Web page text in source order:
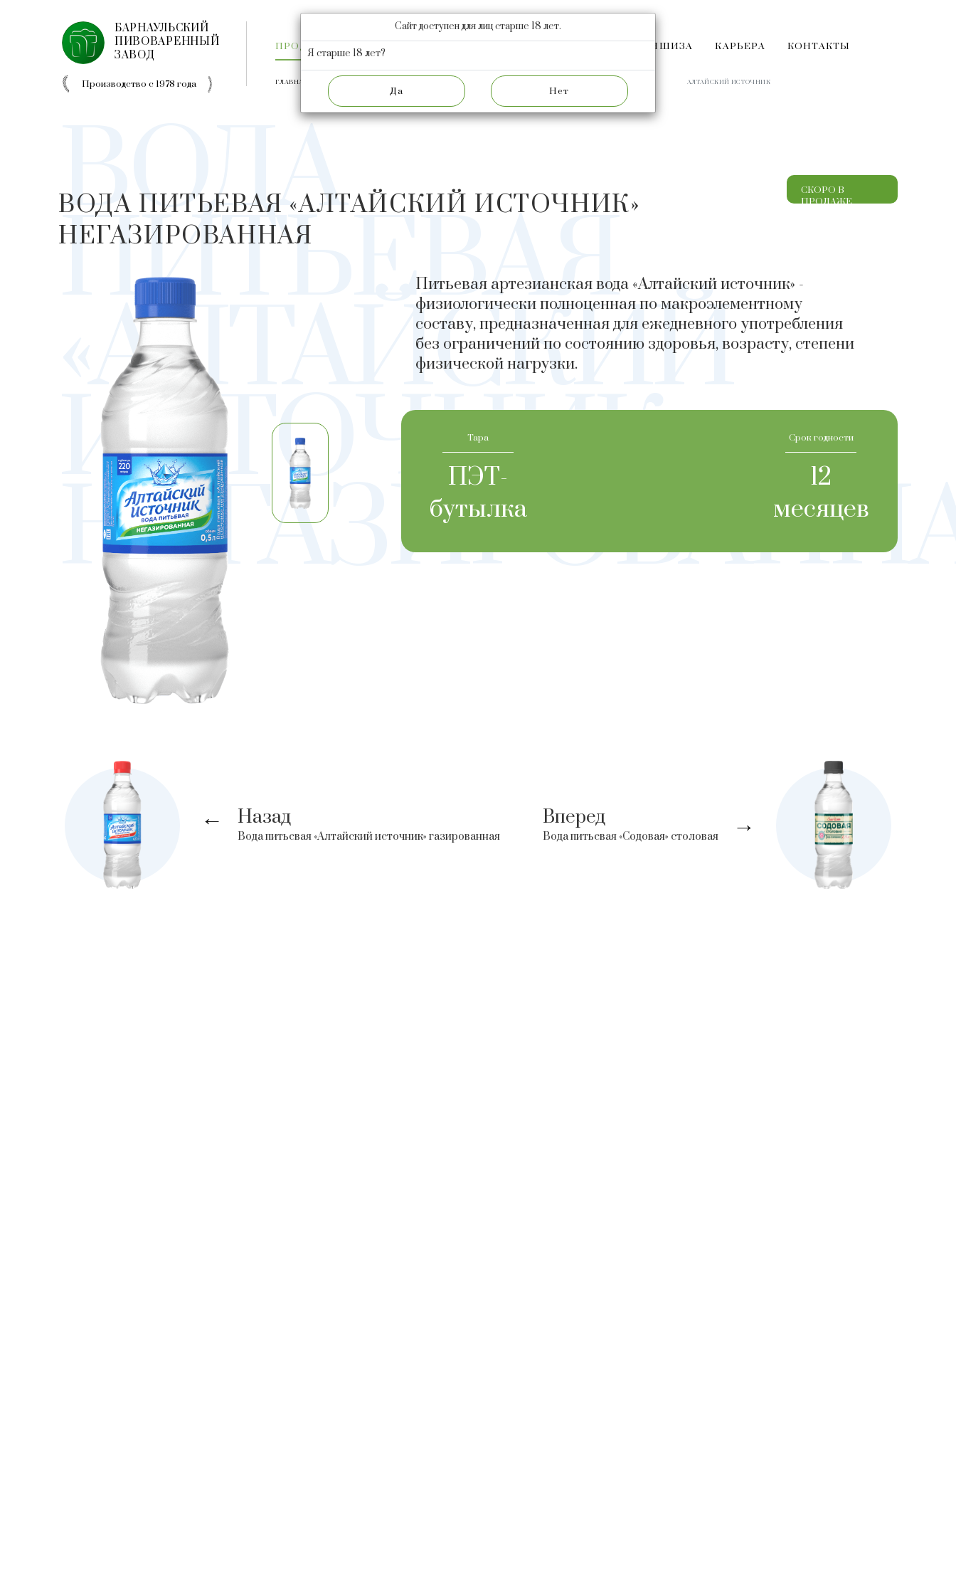
БАРНАУЛЬСКИЙ
ПИВОВАРЕННЫЙ
ЗАВОД
Производство с 1978 года
ПРОДУКЦИЯ НОВОСТИ ФРАНШИЗА КАРЬЕРА КОНТАКТЫ
ГЛАВНАЯ АЛТАЙСКИЙ ИСТОЧНИК
ВОДА ПИТЬЕВАЯ «АЛТАЙСКИЙ ИСТОЧНИК»
НЕГАЗИРОВАННАЯ
СКОРО В
ПРОДАЖЕ
ВОДА
ПИТЬЕВАЯ
«АЛТАЙСКИЙ
ИСТОЧНИК»
Питьевая артезианская вода «Алтайский источник» -
физиологически полноценная по макроэлементному
составу, предназначенная для ежедневного употребления
без ограничений по состоянию здоровья, возрасту, степени
физической нагрузки.
Тара
ПЭТ-
бутылка
Срок годности
12
месяцев
→ Назад
Вода питьевая «Алтайский источник» газированная →
Вперед
Вода питьевая «Содовая» столовая
Сайт доступен для лиц старше 18 лет.
Я старше 18 лет?